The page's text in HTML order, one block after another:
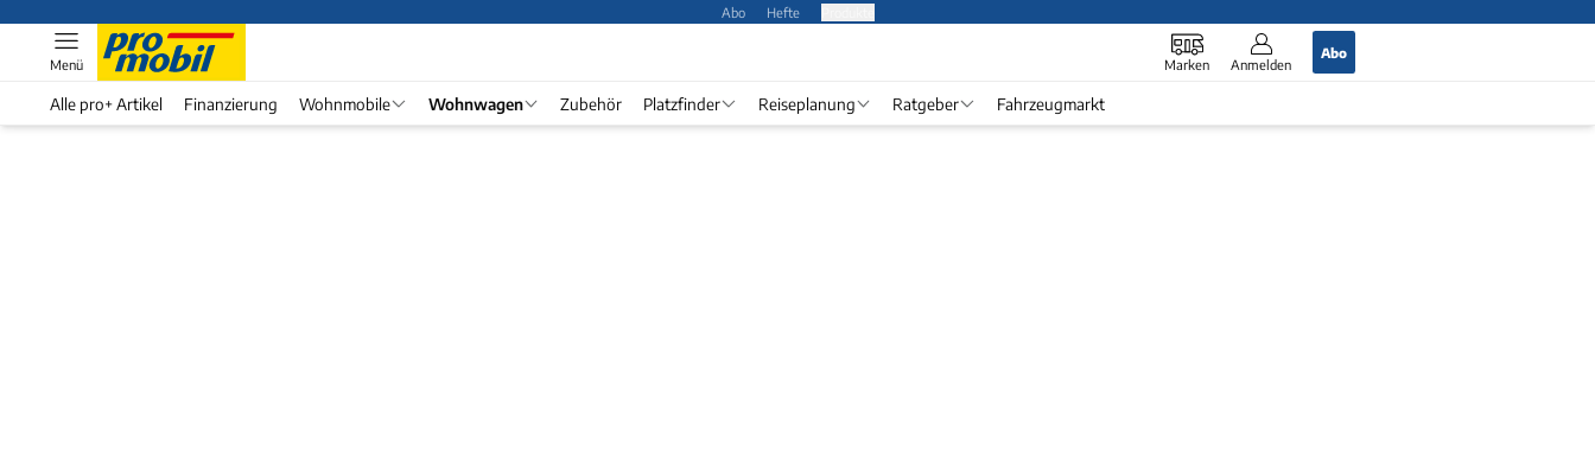
Abo Hefte
Marken Anmelden
Abo
Menü
Alle pro+ Artikel Finanzierung Wohnmobile Wohnwagen Zubehör Platzfinder Reiseplanung Ratgeber Fahrzeugmarkt